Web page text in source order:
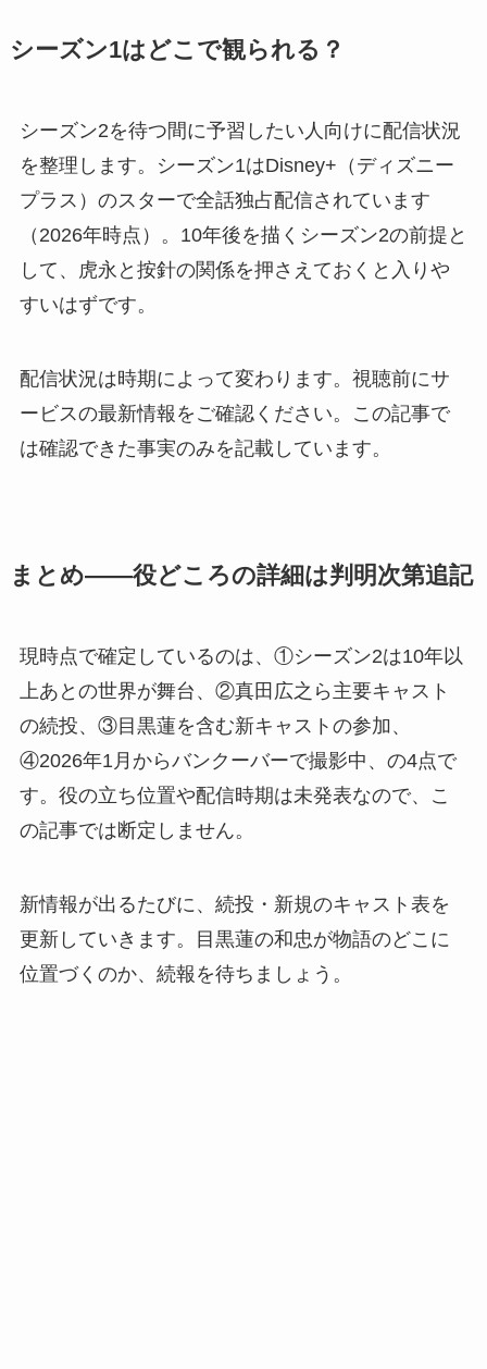
シーズン1はどこで観られる？
シーズン2を待つ間に予習したい人向けに配信状況
を整理します。シーズン1はDisney+（ディズニー
プラス）のスターで全話独占配信されています
（2026年時点）。10年後を描くシーズン2の前提と
して、虎永と按針の関係を押さえておくと入りや
すいはずです。
配信状況は時期によって変わります。視聴前にサ
ービスの最新情報をご確認ください。この記事で
は確認できた事実のみを記載しています。
まとめ——役どころの詳細は判明次第追記
現時点で確定しているのは、①シーズン2は10年以
上あとの世界が舞台、②真田広之ら主要キャスト
の続投、③目黒蓮を含む新キャストの参加、
④2026年1月からバンクーバーで撮影中、の4点で
す。役の立ち位置や配信時期は未発表なので、こ
の記事では断定しません。
新情報が出るたびに、続投・新規のキャスト表を
更新していきます。目黒蓮の和忠が物語のどこに
位置づくのか、続報を待ちましょう。